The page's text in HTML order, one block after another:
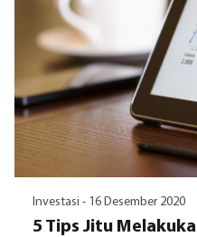
Investasi - 16 Desember 2020
5 Tips Jitu